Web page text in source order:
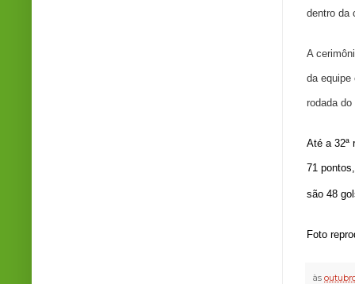
dentro da
A
da equipe
rodada
Até a 32ª
71
são 48
Foto
às